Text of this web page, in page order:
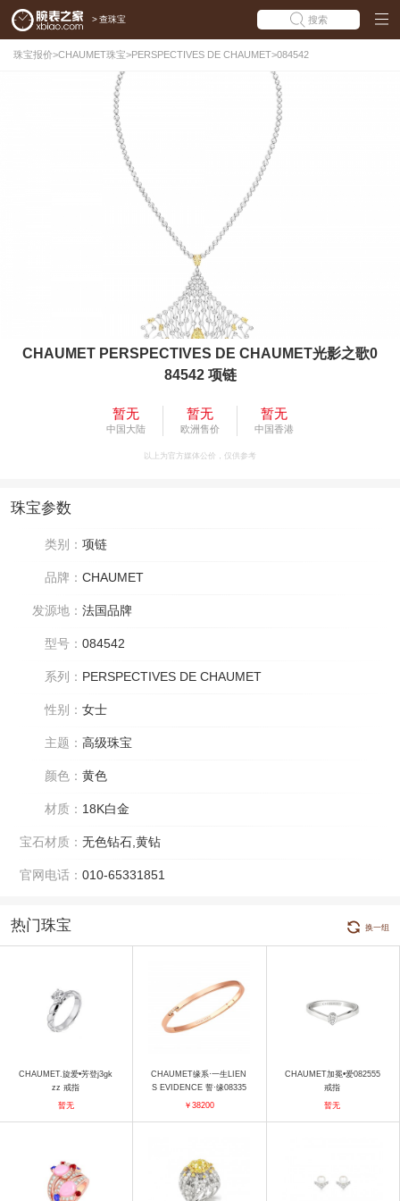
> 查珠宝 搜索
珠宝报价>CHAUMET珠宝>PERSPECTIVES DE CHAUMET>084542
CHAUMET PERSPECTIVES DE CHAUMET光影之歌0
84542 项链
暂无
中国大陆
暂无
欧洲售价
暂无
中国香港
以上为官方媒体公价，仅供参考
珠宝参数
类别： 项链
品牌： CHAUMET
发源地： 法国品牌
型号： 084542
系列： PERSPECTIVES DE CHAUMET
性别： 女士
主题： 高级珠宝
颜色： 黄色
材质： 18K白金
宝石材质： 无色钻石,黄钻
官网电话： 010-65331851
热门珠宝 换一组
CHAUMET.旋爱•芳登j3gk
zz 戒指
暂无
CHAUMET缘系·一生LIEN
S EVIDENCE 誓·缘08335
5 手镯
￥38200
CHAUMET加冕•爱082555
戒指
暂无